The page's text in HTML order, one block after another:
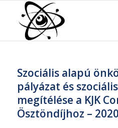
Szociális alapú
pályázat és
megítélése a KJK
Ösztöndíjhoz –